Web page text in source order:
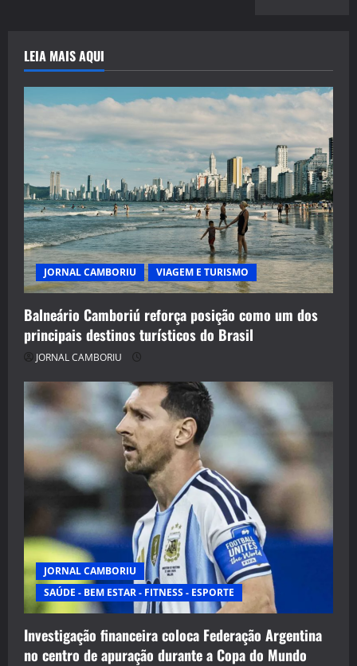
LEIA MAIS AQUI
JORNAL CAMBORIU VIAGEM E TURISMO
Balneário Camboriú reforça posição como um dos
principais destinos turísticos do Brasil
JORNAL CAMBORIU
JORNAL CAMBORIU
SAÚDE - BEM ESTAR - FITNESS - ESPORTE
Investigação financeira coloca Federação Argentina
no centro de apuração durante a Copa do Mundo